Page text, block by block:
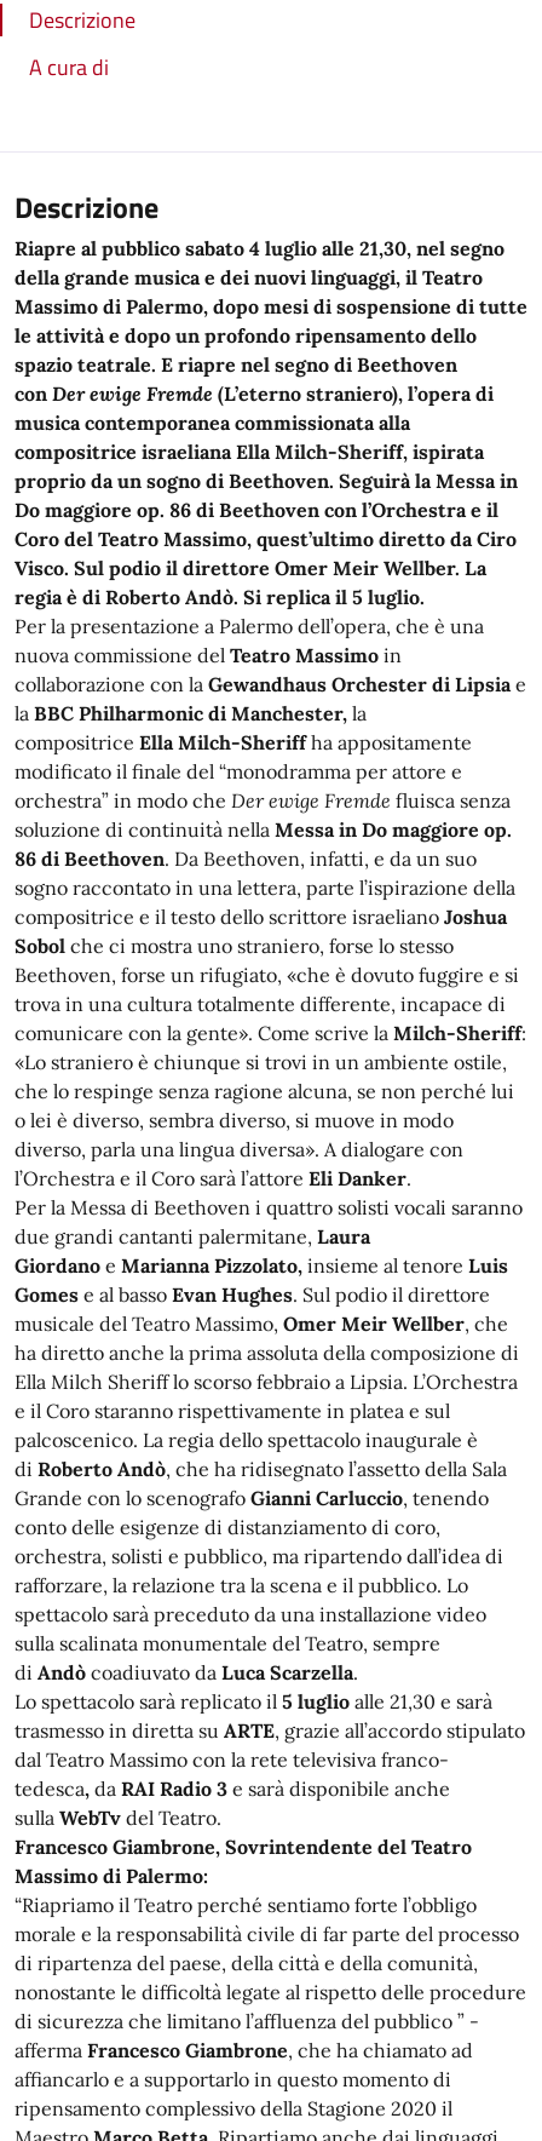
Descrizione
A cura di
Descrizione
Riapre al pubblico sabato 4 luglio alle 21,30, nel segno
della grande musica e dei nuovi linguaggi, il Teatro
Massimo di Palermo, dopo mesi di sospensione di tutte
le attività e dopo un profondo ripensamento dello
spazio teatrale. E riapre nel segno di Beethoven
con Der ewige Fremde (L’eterno straniero), l’opera di
musica contemporanea commissionata alla
compositrice israeliana Ella Milch-Sheriff, ispirata
proprio da un sogno di Beethoven. Seguirà la Messa in
Do maggiore op. 86 di Beethoven con l’Orchestra e il
Coro del Teatro Massimo, quest’ultimo diretto da Ciro
Visco. Sul podio il direttore Omer Meir Wellber. La
regia è di Roberto Andò. Si replica il 5 luglio.
Per la presentazione a Palermo dell’opera, che è una
nuova commissione del Teatro Massimo in
collaborazione con la Gewandhaus Orchester di Lipsiae
la BBC Philharmonic di Manchester, la
compositrice Ella Milch-Sheriffha appositamente
modificato il finale del “monodramma per attore e
orchestra” in modo che Der ewige Fremde fluisca senza
soluzione di continuità nella Messa in Do maggiore op.
86 di Beethoven. Da Beethoven, infatti, e da un suo
sogno raccontato in una lettera, parte l’ispirazione della
compositrice e il testo dello scrittore israeliano Joshua
Sobol che ci mostra uno straniero, forse lo stesso
Beethoven, forse un rifugiato, «che è dovuto fuggire e si
trova in una cultura totalmente differente, incapace di
comunicare con la gente». Come scrive la Milch-Sheriff:
«Lo straniero è chiunque si trovi in un ambiente ostile,
che lo respinge senza ragione alcuna, se non perché lui
o lei è diverso, sembra diverso, si muove in modo
diverso, parla una lingua diversa». A dialogare con
l’Orchestra e il Coro sarà l’attore Eli Danker.
Per la Messa di Beethoven i quattro solisti vocali saranno
due grandi cantanti palermitane, Laura
Giordano e Marianna Pizzolato, insieme al tenore Luis
Gomes e al basso Evan Hughes. Sul podio il direttore
musicale del Teatro Massimo, Omer Meir Wellber, che
ha diretto anche la prima assoluta della composizione di
Ella Milch Sheriff lo scorso febbraio a Lipsia. L’Orchestra
e il Coro staranno rispettivamente in platea e sul
palcoscenico. La regia dello spettacolo inaugurale è
di Roberto Andò, che ha ridisegnato l’assetto della Sala
Grande con lo scenografo Gianni Carluccio, tenendo
conto delle esigenze di distanziamento di coro,
orchestra, solisti e pubblico, ma ripartendo dall’idea di
rafforzare, la relazione tra la scena e il pubblico. Lo
spettacolo sarà preceduto da una installazione video
sulla scalinata monumentale del Teatro, sempre
di Andò coadiuvato da Luca Scarzella.
Lo spettacolo sarà replicato il 5 luglio alle 21,30 e sarà
trasmesso in diretta su ARTE, grazie all’accordo stipulato
dal Teatro Massimo con la rete televisiva franco-
tedesca, da RAI Radio 3 e sarà disponibile anche
sulla WebTv del Teatro.
Francesco Giambrone, Sovrintendente del Teatro
Massimo di Palermo:
“Riapriamo il Teatro perché sentiamo forte l’obbligo
morale e la responsabilità civile di far parte del processo
di ripartenza del paese, della città e della comunità,
nonostante le difficoltà legate al rispetto delle procedure
di sicurezza che limitano l’affluenza del pubblico ” -
afferma Francesco Giambrone, che ha chiamato ad
affiancarlo e a supportarlo in questo momento di
ripensamento complessivo della Stagione 2020 il